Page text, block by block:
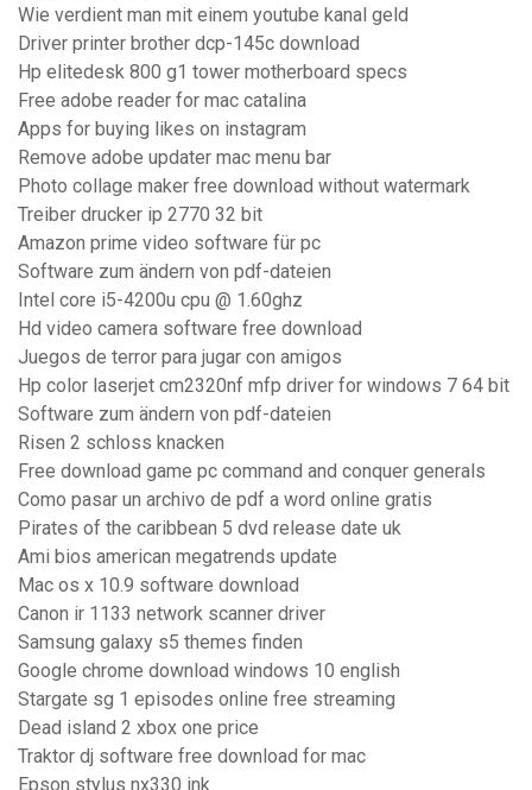
Wie verdient man mit einem youtube kanal geld
Driver printer brother dcp-145c download
Hp elitedesk 800 g1 tower motherboard specs
Free adobe reader for mac catalina
Apps for buying likes on instagram
Remove adobe updater mac menu bar
Photo collage maker free download without watermark
Treiber drucker ip 2770 32 bit
Amazon prime video software für pc
Software zum ändern von pdf-dateien
Intel core i5-4200u cpu @ 1.60ghz
Hd video camera software free download
Juegos de terror para jugar con amigos
Hp color laserjet cm2320nf mfp driver for windows 7 64 bit
Software zum ändern von pdf-dateien
Risen 2 schloss knacken
Free download game pc command and conquer generals
Como pasar un archivo de pdf a word online gratis
Pirates of the caribbean 5 dvd release date uk
Ami bios american megatrends update
Mac os x 10.9 software download
Canon ir 1133 network scanner driver
Samsung galaxy s5 themes finden
Google chrome download windows 10 english
Stargate sg 1 episodes online free streaming
Dead island 2 xbox one price
Traktor dj software free download for mac
Epson stylus nx330 ink